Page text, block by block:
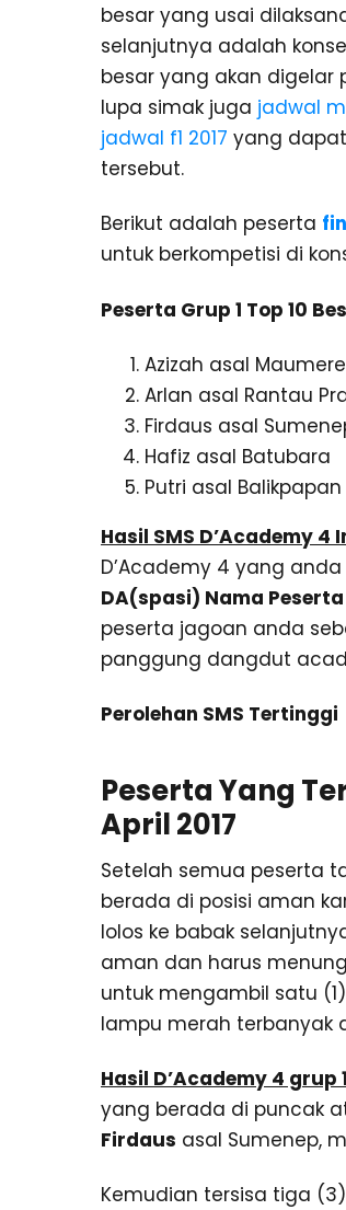
besar yang usai
selanjutnya adalah
besar yang akan digelar
lupa simak juga jadwal
jadwal f1 2017 yang
tersebut.
Berikut adalah peserta
untuk berkompetisi di
Peserta Grup 1 Top 10
Azizah asal Maumere
Arlan asal Rantau
Firdaus asal
Hafiz asal Batubara
Putri asal Balikpapan
Hasil SMS D’Academy 4
D’Academy 4 yang
DA(spasi) Nama
peserta jagoan anda
panggung dangdut
Perolehan SMS Tertinggi
Peserta Yang
April 2017
Setelah semua peserta
berada di posisi aman
lolos ke babak
aman dan harus
untuk mengambil satu
lampu merah terbanyak
Hasil D’Academy 4
yang berada di puncak
Firdaus asal Sumenep,
Kemudian tersisa tiga